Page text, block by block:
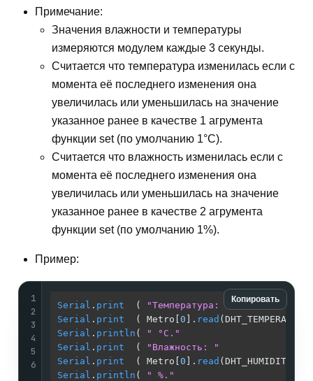
Примечание:
Значения влажности и температуры
измеряются модулем каждые 3 секунды.
Считается что температура изменилась если с
момента её последнего изменения она
увеличилась или уменьшилась на значение
указанное ранее в качестве 1 агрумента
функции set (по умолчанию 1°С).
Считается что влажность изменилась если с
момента её последнего изменения она
увеличилась или уменьшилась на значение
указанное ранее в качестве 2 агрумента
функции set (по умолчанию 1%).
Пример:
Копировать
1
2
3
4
5
6
Serial . print
  (
"Температура: "
Serial . print
  ( Metro[
0 ]. read
Serial . println (
" °C."
Serial . print
  (
"Влажность: "
Serial . print
  ( Metro[
0 ]. read
Serial . println ( " %."